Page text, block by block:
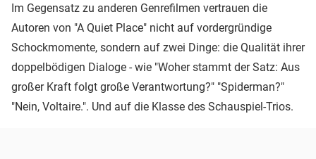
Im Gegensatz zu anderen Genrefilmen vertrauen die
Autoren von "A Quiet Place" nicht auf vordergründige
Schockmomente, sondern auf zwei Dinge: die Qualität ihrer
doppelbödigen Dialoge - wie "Woher stammt der Satz: Aus
großer Kraft folgt große Verantwortung?" "Spiderman?"
"Nein, Voltaire.". Und auf die Klasse des Schauspiel-Trios.